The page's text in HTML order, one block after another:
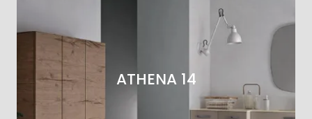
ATHENA 14